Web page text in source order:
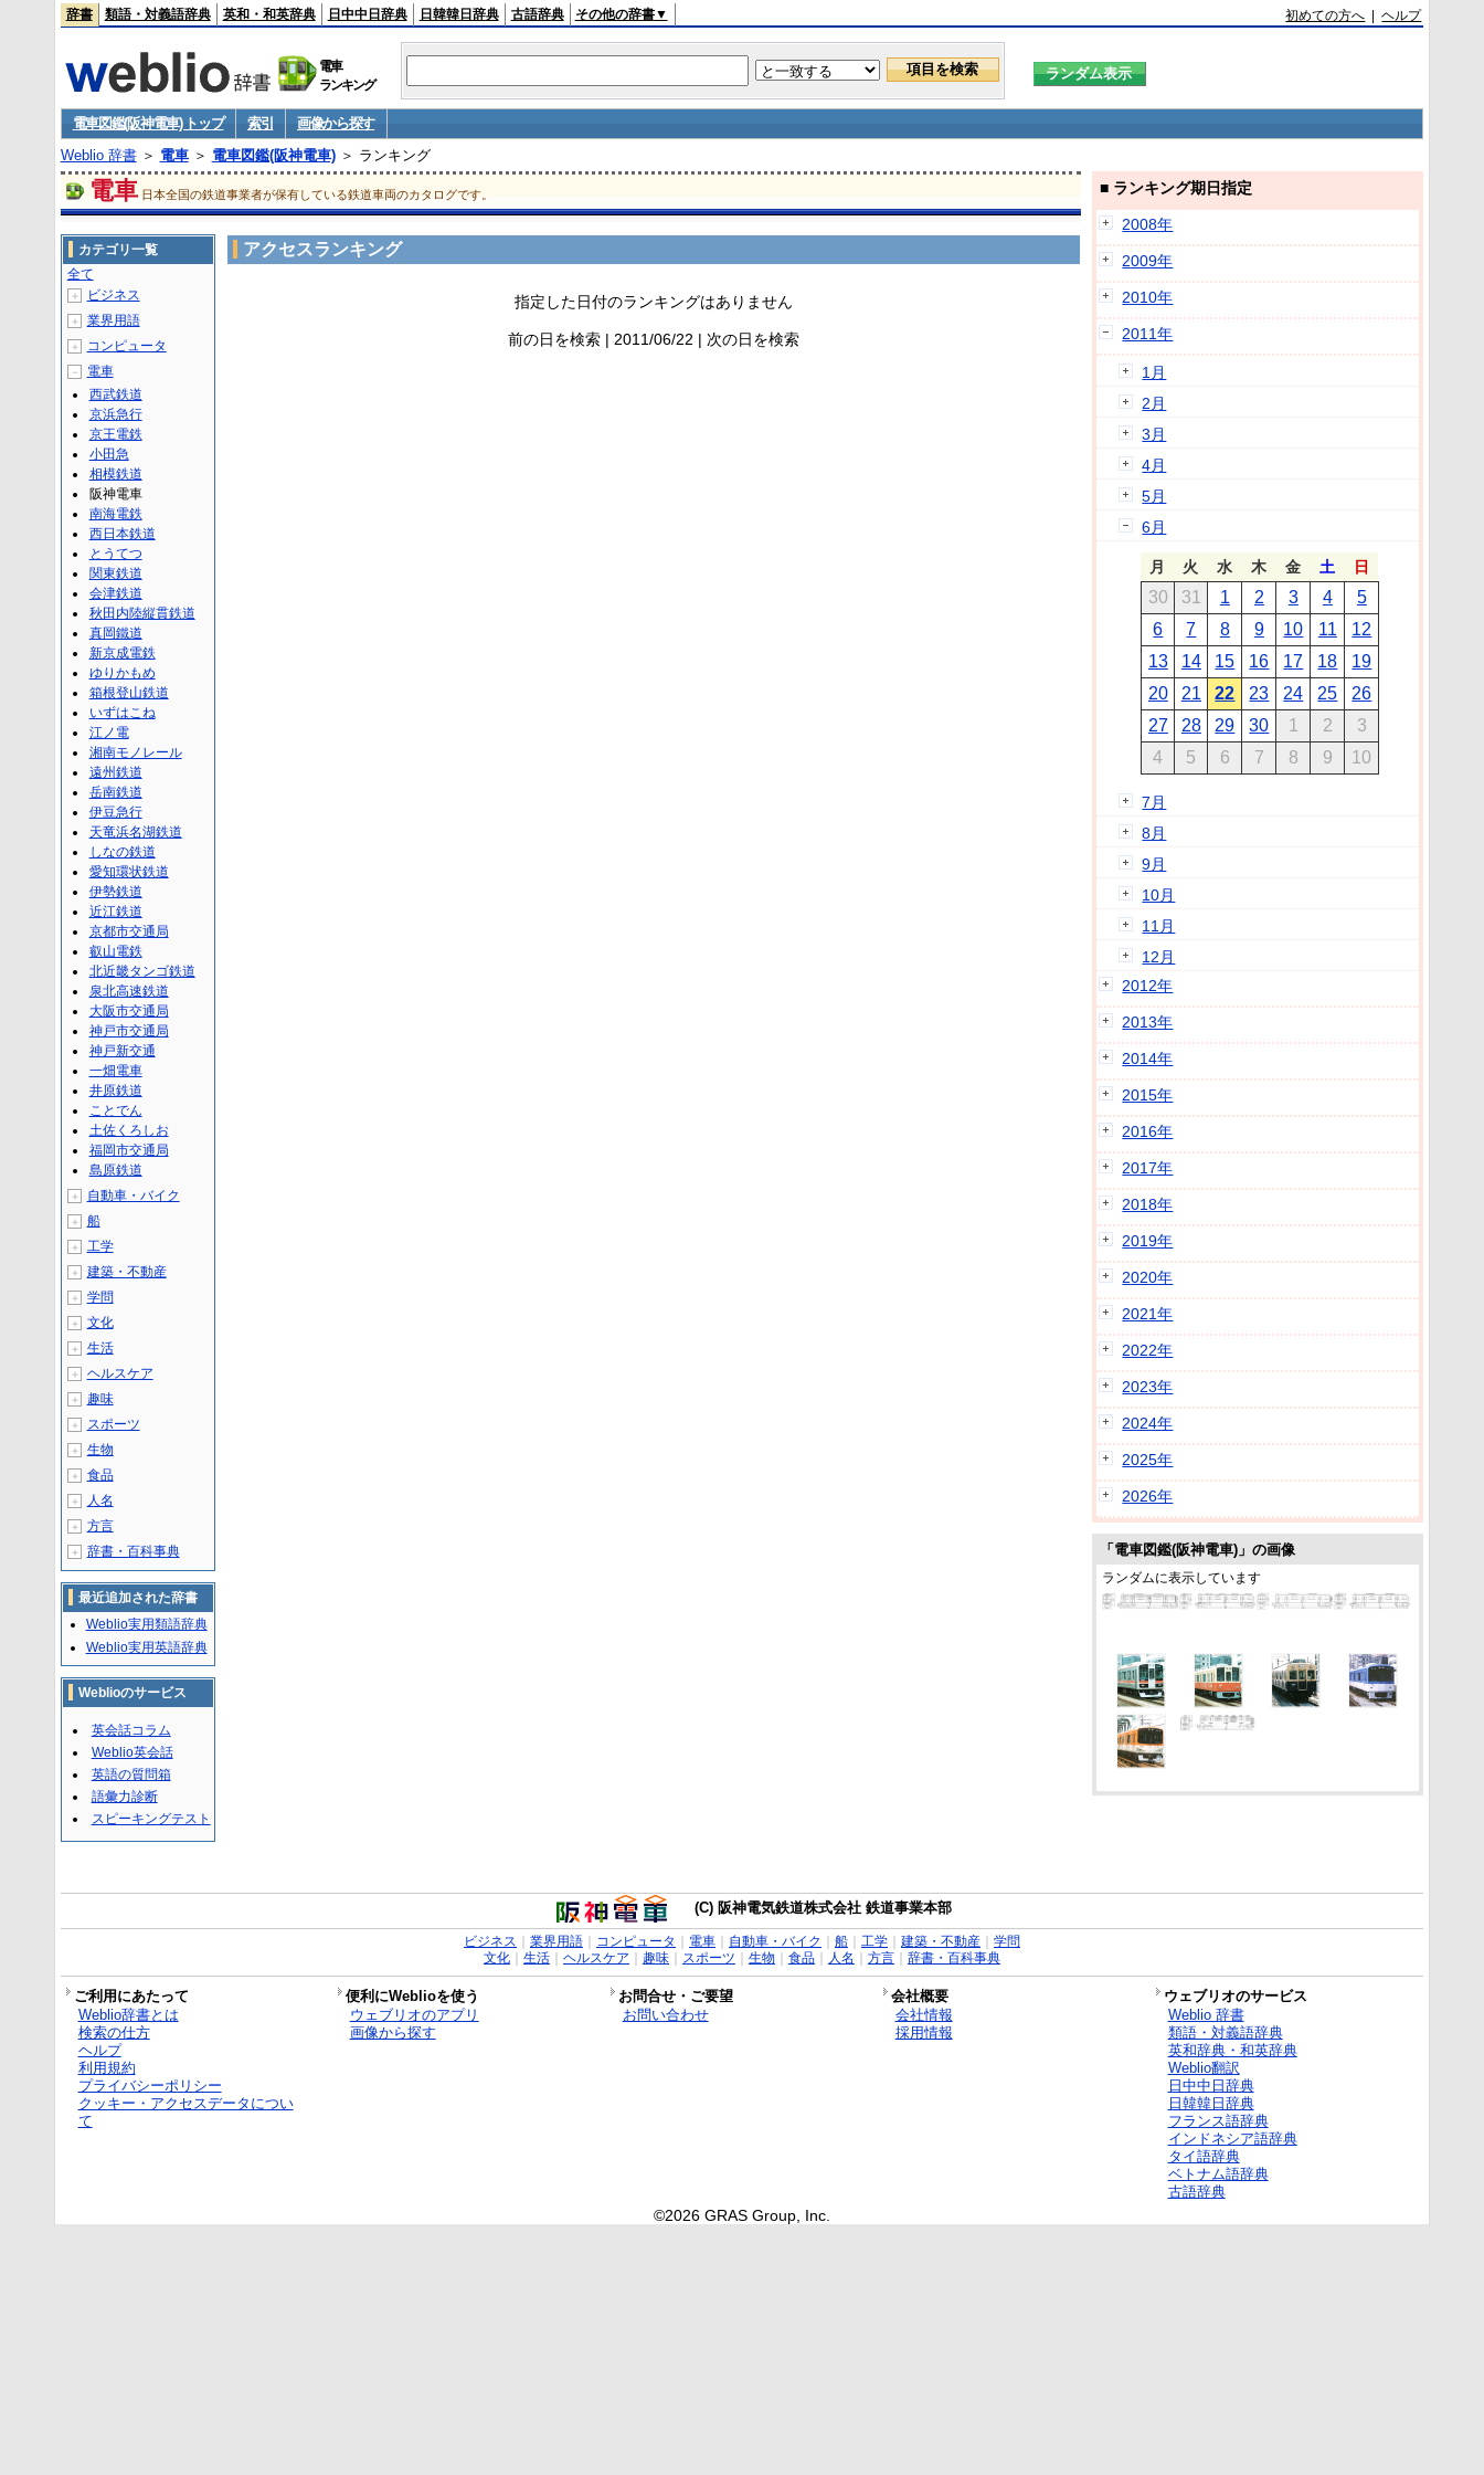
辞書 類語・対義語辞典 英和・和英辞典 日中中日辞典 日韓韓日辞典 古語辞典 その他の辞書▼ 初めての方へ |ヘルプ
電車
ランキング
電車図鑑(阪神電車) トップ 索引
画像から探す
Weblio 辞書＞ 電車＞ 電車図鑑(阪神電車)＞ ランキング
電車 日本全国の鉄道事業者が保有している鉄道車両のカタログです。
アクセスランキング
指定した日付のランキングはありません
前の日を検索 | 2011/06/22 | 次の日を検索
カテゴリ一覧
全て
＋ ビジネス
＋ 業界用語
＋ コンピュータ
－
電車
西武鉄道
京浜急行
京王電鉄
小田急
相模鉄道
阪神電車
南海電鉄
西日本鉄道
とうてつ
関東鉄道
会津鉄道
秋田内陸縦貫鉄道
真岡鐵道
新京成電鉄
ゆりかもめ
箱根登山鉄道
いずはこね
江ノ電
湘南モノレール
遠州鉄道
岳南鉄道
伊豆急行
天竜浜名湖鉄道
しなの鉄道
愛知環状鉄道
伊勢鉄道
近江鉄道
京都市交通局
叡山電鉄
北近畿タンゴ鉄道
泉北高速鉄道
大阪市交通局
神戸市交通局
神戸新交通
一畑電車
井原鉄道
ことでん
土佐くろしお
福岡市交通局
島原鉄道
＋ 自動車・バイク
＋ 船
＋ 工学
＋ 建築・不動産
＋ 学問
＋ 文化
＋ 生活
＋ ヘルスケア
＋ 趣味
＋ スポーツ
＋ 生物
＋ 食品
＋ 人名
＋ 方言
＋ 辞書・百科事典
最近追加された辞書
Weblio実用類語辞典
Weblio実用英語辞典
Weblioのサービス
英会話コラム
Weblio英会話
英語の質問箱
語彙力診断
スピーキングテスト
■ ランキング期日指定
2008年
2009年
2010年
2011年
1月
2月
3月
4月
5月
6月
月 火 水 木 金 土 日
30 31 1 2 3 4
5
6
7 8 9 10 11
12
13
14 15 16 17 18
19
20
21 22 23 24 25
26
27
28 29 30 1 2
3
4
5 6 7 8 9 10
7月
8月
9月
10月
11月
12月
2012年
2013年
2014年
2015年
2016年
2017年
2018年
2019年
2020年
2021年
2022年
2023年
2024年
2025年
2026年
「電車図鑑(阪神電車)」の画像
ランダムに表示しています
(C) 阪神電気鉄道株式会社 鉄道事業本部
ビジネス 業界用語｜ コンピュータ 電車｜ 自動車・バイク 船｜ 工学｜ 建築・不動産｜ 学問
文化｜ 生活｜ ヘルスケア 趣味｜ スポーツ 生物 食品｜ 人名 方言｜ 辞書・百科事典
ご利用にあたって 便利にWeblioを使う お問合せ・ご要望 会社概要
ウェブリオのサービス
Weblio辞書とは
検索の仕方
ヘルプ
利用規約
プライバシーポリシー
クッキー・アクセスデータについ
て
ウェブリオのアプリ
画像から探す
お問い合わせ
会社情報
採用情報
Weblio 辞書
類語・対義語辞典
英和辞典・和英辞典
Weblio翻訳
日中中日辞典
日韓韓日辞典
フランス語辞典
インドネシア語辞典
タイ語辞典
ベトナム語辞典
古語辞典
©2026 GRAS Group, Inc.